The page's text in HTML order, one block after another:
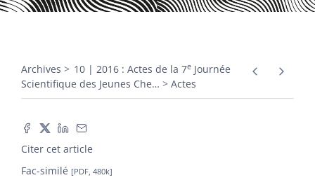
Archives 10 | 2016 : Actes de la 7e Journée
Scientifique des Jeunes Che… Actes
Citer cet article
Fac-similé [PDF, 480k]